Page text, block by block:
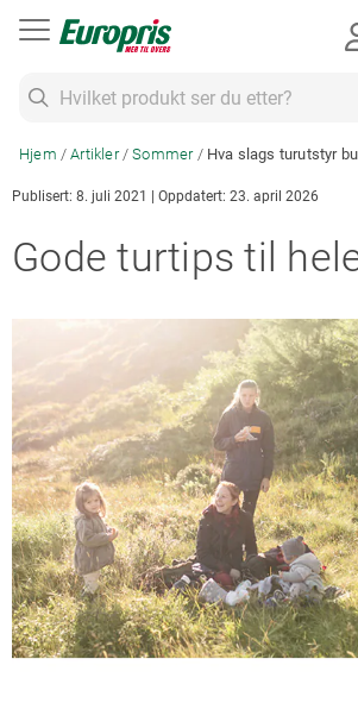
Hjem Artikler Sommer Hva slags turutstyr
Publisert: 8. juli 2021 | Oppdatert: 23. april 2026
Gode turtips til